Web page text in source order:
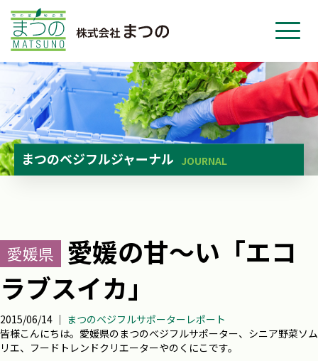
まつのベジフルジャーナル JOURNAL
愛媛県
愛媛の甘～い「エコ
ラブスイカ」
2015/06/14 ｜ まつのベジフルサポーターレポート
皆様こんにちは。愛媛県のまつのべジフルサポーター、シニア野菜ソム
リエ、フードトレンドクリエーターやのくにこです。
ホーム
事業紹介
会社紹介
ニュース
お問い合わせ